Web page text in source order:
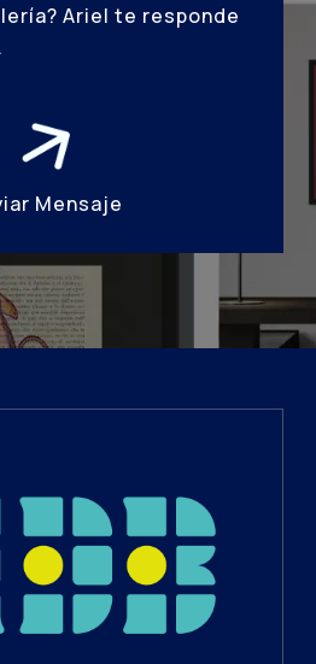
Ariel te responde
Mensaje